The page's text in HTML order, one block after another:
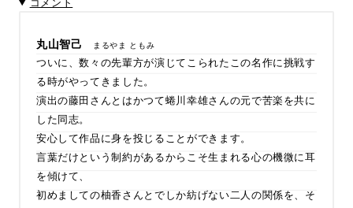
コメント
丸山智己 まるやま ともみ
ついに、数々の先輩方が演じてこられたこの名作に挑戦す
る時がやってきました。
演出の藤田さんとはかつて蜷川幸雄さんの元で苦楽を共に
した同志。
安心して作品に身を投じることができます。
言葉だけという制約があるからこそ生まれる心の機微に耳
を傾けて、
初めましての柚香さんとでしか紡げない二人の関係を、そ